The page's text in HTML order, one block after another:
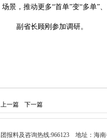
场景，推动更多“首单”变“多单”、
副省长顾刚参加调研。
上一篇 下一篇